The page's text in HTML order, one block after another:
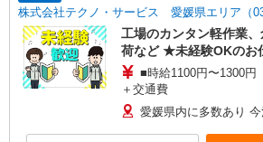
株式会社テクノ・サービス 愛媛県エリア（03
工場のカンタン軽作業
荷など ★未経験OKのお
■時給1100円〜1300円
＋交通費
愛媛県内に多数あり